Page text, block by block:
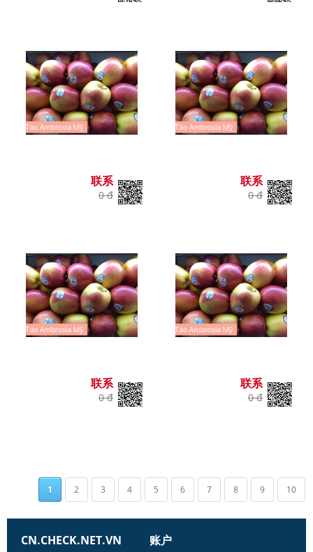
联系
0 đ
联系
0 đ
联系
0 đ
联系
0 đ
1 2 3 4 5 6 7 8 9 10
CN.CHECK.NET.VN
账户